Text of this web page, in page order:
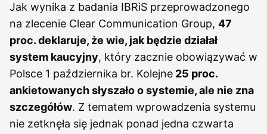
Jak wynika z badania IBRiS przeprowadzonego
na zlecenie Clear Communication Group, 47
proc. deklaruje, że wie, jak będzie działał
system kaucyjny, który zacznie obowiązywać w
Polsce 1 października br. Kolejne 25 proc.
ankietowanych słyszało o systemie, ale nie zna
szczegółów. Z tematem wprowadzenia systemu
nie zetknęła się jednak ponad jedna czwarta